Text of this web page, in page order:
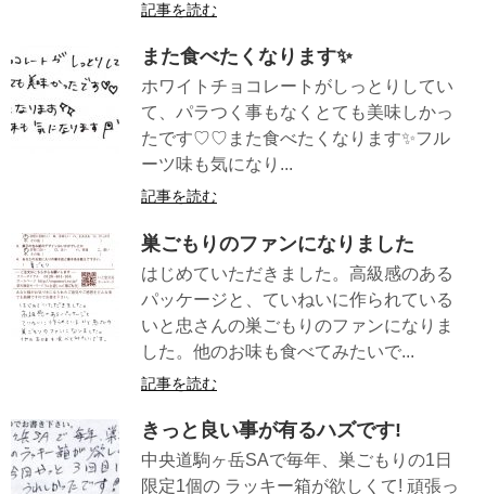
記事を読む
また食べたくなります✨
ホワイトチョコレートがしっとりしてい
て、パラつく事もなくとても美味しかっ
たです♡♡また食べたくなります✨フル
ーツ味も気になり...
記事を読む
巣ごもりのファンになりました
はじめていただきました。高級感のある
パッケージと、ていねいに作られている
いと忠さんの巣ごもりのファンになりま
した。他のお味も食べてみたいで...
記事を読む
きっと良い事が有るハズです!
中央道駒ヶ岳SAで毎年、巣ごもりの1日
限定1個の ラッキー箱が欲しくて! 頑張っ